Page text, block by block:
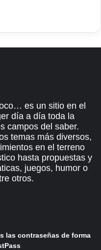
es un sitio en el
día a día toda la
campos del saber.
temas más diversos,
en el terreno
hasta propuestas y
juegos, humor o
otros.
las contraseñas de forma